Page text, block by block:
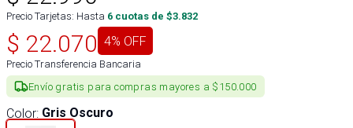
Precio Tarjetas: Hasta 6 cuotas de $3.832
$ 22.070 4% OFF
Precio Transferencia Bancaria
Envío gratis para compras mayores a $150.000
Color: Gris Oscuro